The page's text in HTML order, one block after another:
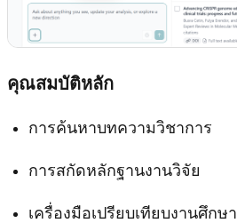
คุณสมบัติหลัก
การค้นหาบทความวิชาการ
การสกัดหลักฐานงานวิจัย
เครื่องมือเปรียบเทียบงานศึกษา